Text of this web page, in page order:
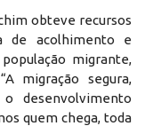
obteve recursos
de acolhimento e
migrante,
migração segura,
desenvolvimento
quem chega, toda